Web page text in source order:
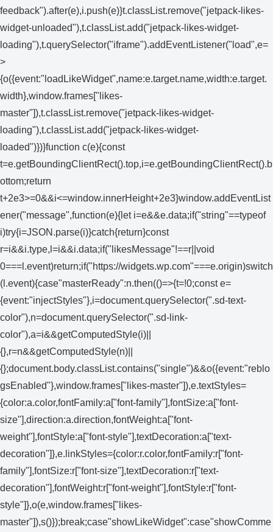
feedback").after(e),i.push(e)}t.classList.remove("jetpack-likes-
widget-unloaded"),t.classList.add("jetpack-likes-widget-
loading"),t.querySelector("iframe").addEventListener("load",e=
>
{o({event:"loadLikeWidget",name:e.target.name,width:e.target.
width},window.frames["likes-
master"]),t.classList.remove("jetpack-likes-widget-
loading"),t.classList.add("jetpack-likes-widget-
loaded")})}function c(e){const
t=e.getBoundingClientRect().top,i=e.getBoundingClientRect().b
ottom;return
t+2e3>=0&&i<=window.innerHeight+2e3}window.addEventList
ener("message",function(e){let i=e&&e.data;if("string"==typeof
i)try{i=JSON.parse(i)}catch{return}const
r=i&&i.type,l=i&&i.data;if("likesMessage"!==r||void
0===l.event)return;if("https://widgets.wp.com"===e.origin)switch
(l.event){case"masterReady":n.then(()=>{t=!0;const e=
{event:"injectStyles"},i=document.querySelector(".sd-text-
color"),n=document.querySelector(".sd-link-
color"),a=i&&getComputedStyle(i)||
{},r=n&&getComputedStyle(n)||
{};document.body.classList.contains("single")&&o({event:"reblo
gsEnabled"},window.frames["likes-master"]),e.textStyles=
{color:a.color,fontFamily:a["font-family"],fontSize:a["font-
size"],direction:a.direction,fontWeight:a["font-
weight"],fontStyle:a["font-style"],textDecoration:a["text-
decoration"]},e.linkStyles={color:r.color,fontFamily:r["font-
family"],fontSize:r["font-size"],textDecoration:r["text-
decoration"],fontWeight:r["font-weight"],fontStyle:r["font-
style"]},o(e,window.frames["likes-
master"]),s()});break;case"showLikeWidget":case"showComme